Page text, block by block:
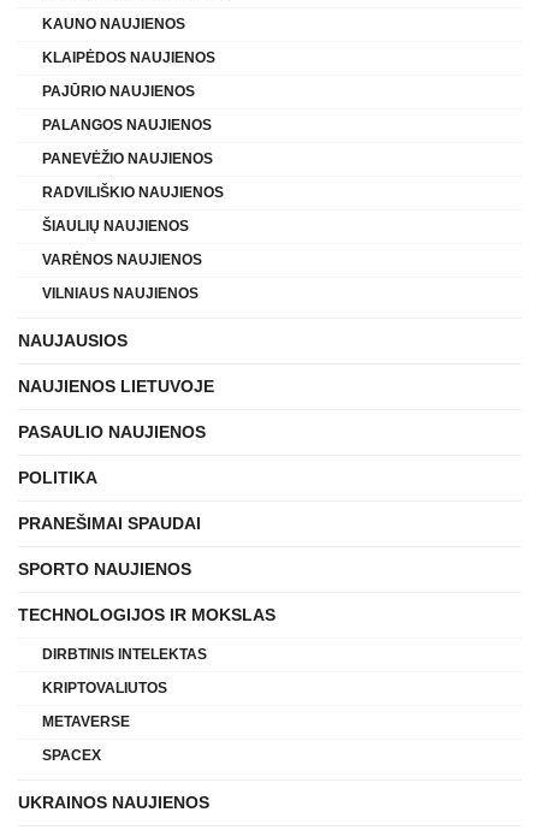
KAUNO NAUJIENOS
KLAIPĖDOS NAUJIENOS
PAJŪRIO NAUJIENOS
PALANGOS NAUJIENOS
PANEVĖŽIO NAUJIENOS
RADVILIŠKIO NAUJIENOS
ŠIAULIŲ NAUJIENOS
VARĖNOS NAUJIENOS
VILNIAUS NAUJIENOS
NAUJAUSIOS
NAUJIENOS LIETUVOJE
PASAULIO NAUJIENOS
POLITIKA
PRANEŠIMAI SPAUDAI
SPORTO NAUJIENOS
TECHNOLOGIJOS IR MOKSLAS
DIRBTINIS INTELEKTAS
KRIPTOVALIUTOS
METAVERSE
SPACEX
UKRAINOS NAUJIENOS